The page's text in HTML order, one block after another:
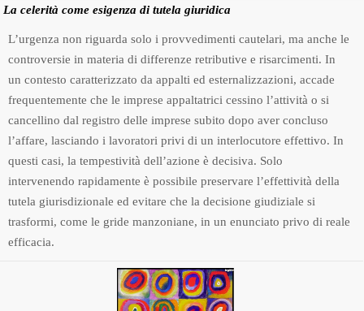
La celerità come esigenza di tutela giuridica
L’urgenza non riguarda solo i provvedimenti cautelari, ma anche le
controversie in materia di differenze retributive e risarcimenti. In
un contesto caratterizzato da appalti ed esternalizzazioni, accade
frequentemente che le imprese appaltatrici cessino l’attività o si
cancellino dal registro delle imprese subito dopo aver concluso
l’affare, lasciando i lavoratori privi di un interlocutore effettivo. In
questi casi, la tempestività dell’azione è decisiva. Solo
intervenendo rapidamente è possibile preservare l’effettività della
tutela giurisdizionale ed evitare che la decisione giudiziale si
trasformi, come le gride manzoniane, in un enunciato privo di reale
efficacia.